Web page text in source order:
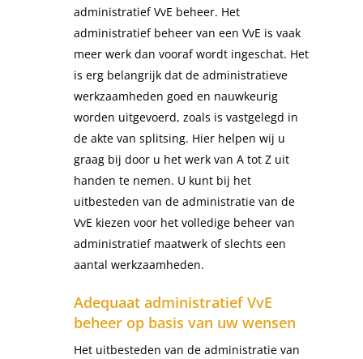
administratief VvE beheer. Het
administratief beheer van een VvE is vaak
meer werk dan vooraf wordt ingeschat. Het
is erg belangrijk dat de administratieve
werkzaamheden goed en nauwkeurig
worden uitgevoerd, zoals is vastgelegd in
de akte van splitsing. Hier helpen wij u
graag bij door u het werk van A tot Z uit
handen te nemen. U kunt bij het
uitbesteden van de administratie van de
VvE kiezen voor het volledige beheer van
administratief maatwerk of slechts een
aantal werkzaamheden.
Adequaat administratief VvE
beheer op basis van uw wensen
Het uitbesteden van de administratie van